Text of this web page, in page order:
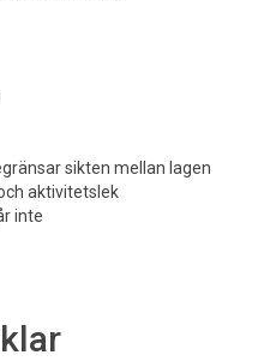
sikten mellan lagen
aktivitetslek
inte